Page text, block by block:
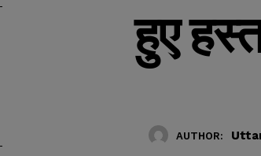
हुए
AUTHOR: